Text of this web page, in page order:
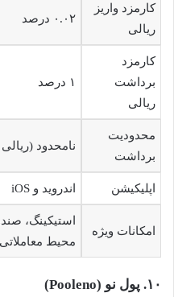
کارمزد واریز
ریالی
۰.۰۲ درصد
کارمزد
برداشت
ریالی
۱ درصد
محدودیت
برداشت
نامحدود
اپلیکیشن اندروید و iOS
امکانات ویژه
استیکینگ،
محیط
۱۰. پول نو (Pooleno)